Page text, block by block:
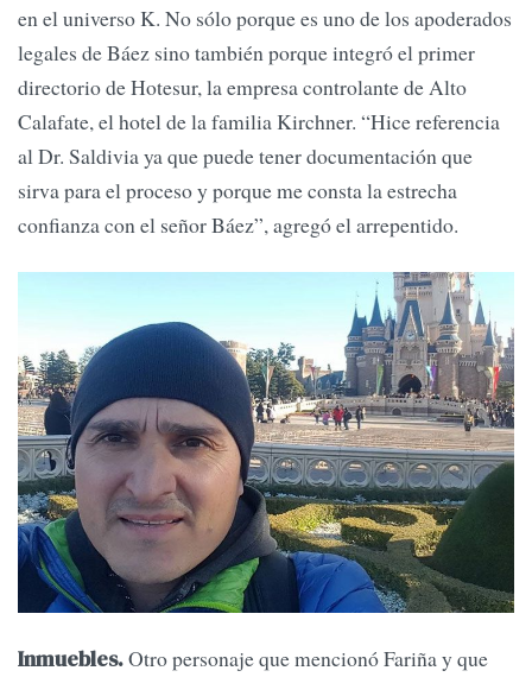
en el universo K. No sólo porque es uno de los apoderados
legales de Báez sino también porque integró el primer
directorio de Hotesur, la empresa controlante de Alto
Calafate, el hotel de la familia Kirchner. “Hice referencia
al Dr. Saldivia ya que puede tener documentación que
sirva para el proceso y porque me consta la estrecha
confianza con el señor Báez”, agregó el arrepentido.
Inmuebles.Otro personaje que mencionó Fariña y que